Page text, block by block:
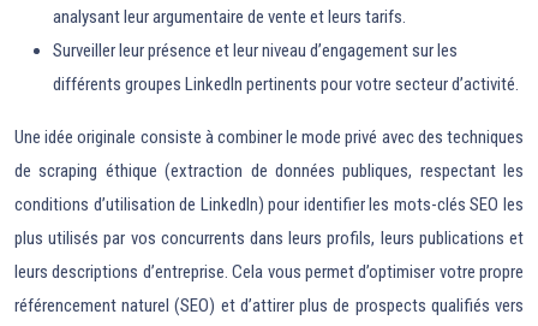
analysant leur argumentaire de vente et leurs tarifs.
Surveiller leur présence et leur niveau d’engagement sur les
différents groupes LinkedIn pertinents pour votre secteur d’activité.
Une idée originale consiste à combiner le mode privé avec des techniques
de scraping éthique (extraction de données publiques, respectant les
conditions d’utilisation de LinkedIn) pour identifier les mots-clés SEO les
plus utilisés par vos concurrents dans leurs profils, leurs publications et
leurs descriptions d’entreprise. Cela vous permet d’optimiser votre propre
référencement naturel (SEO) et d’attirer plus de prospects qualifiés vers